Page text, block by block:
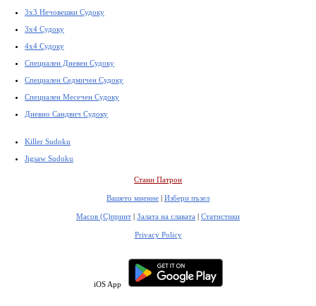
3x3 Нечовешки Судоку
3x4 Судоку
4x4 Судоку
Специален Дневен Судоку
Специален Седмичен Судоку
Специален Месечен Судоку
Дневно Сандвич Судоку
Killer Sudoku
Jigsaw Sudoku
Стани Патрон
Вашето мнение | Избери пъзел
Масов (С)принт | Залата на славата | Статистики
Privacy Policy
iOS App